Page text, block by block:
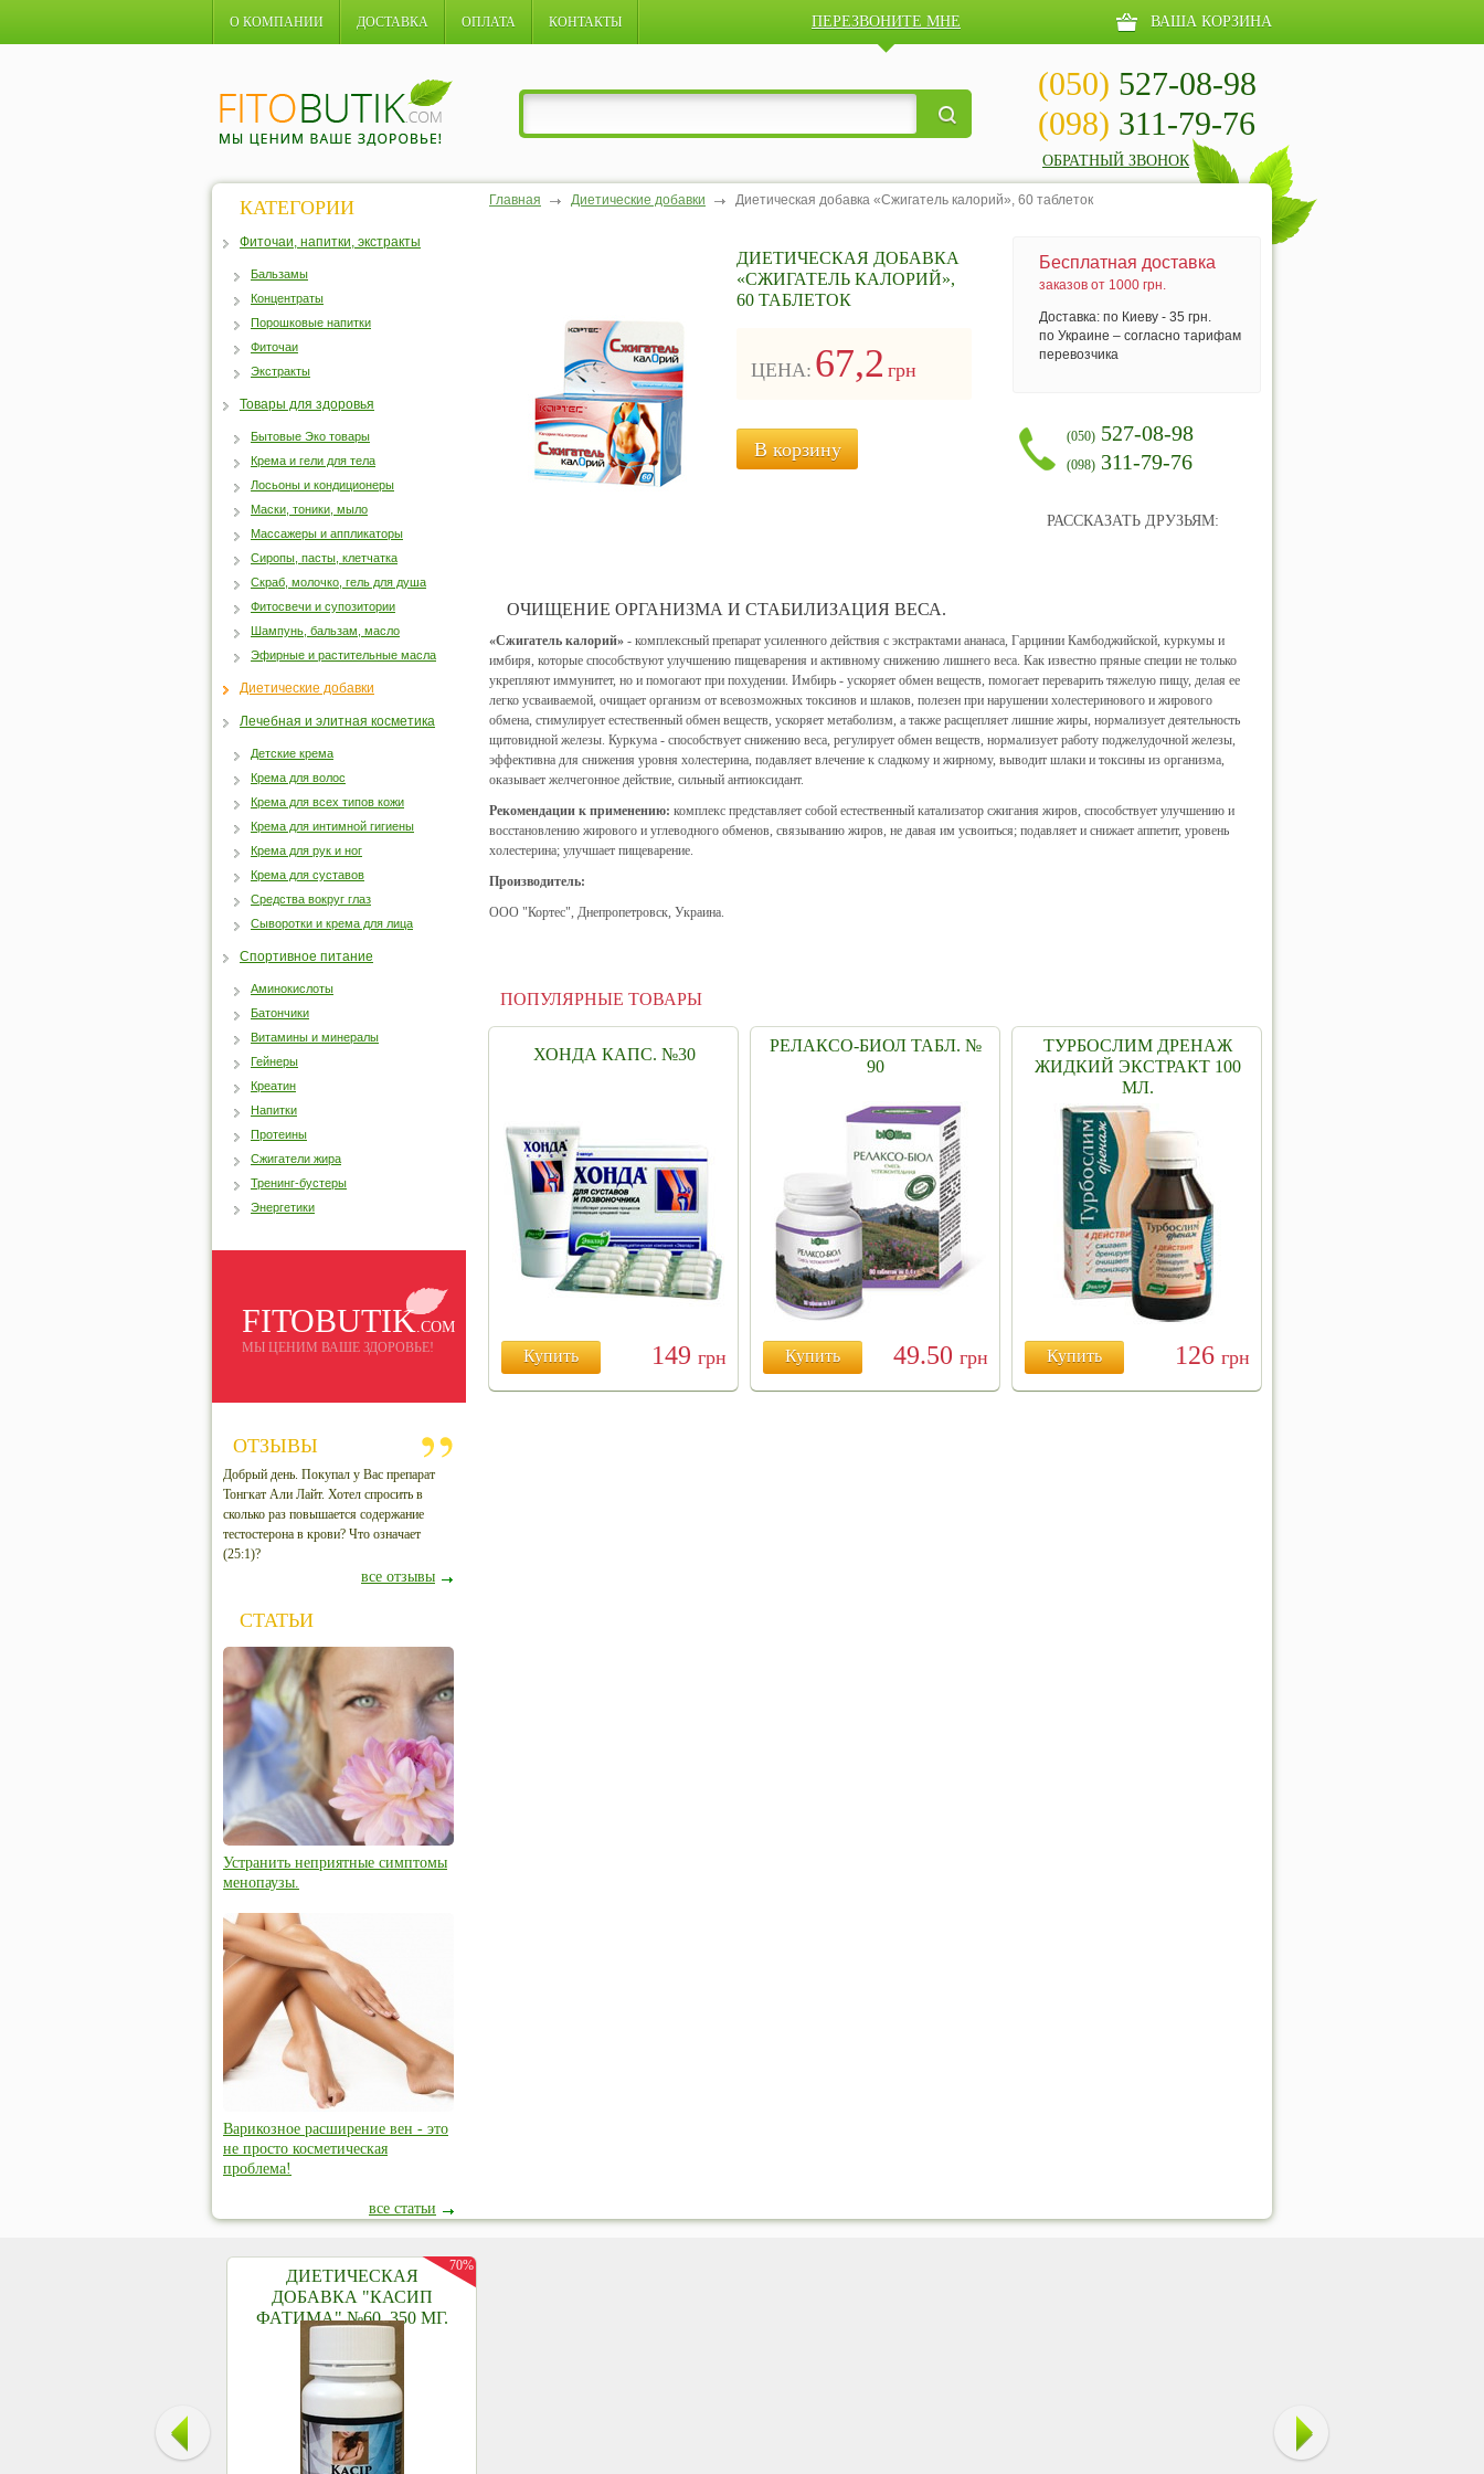
О КОМПАНИИ ДОСТАВКА ОПЛАТА КОНТАКТЫ ПЕРЕЗВОНИТЕ МНЕ ВАША КОРЗИНА
(050) 527-08-98
(098) 311-79-76
ОБРАТНЫЙ ЗВОНОК
Главная Диетические добавки Диетическая добавка «Сжигатель калорий», 60 таблеток
ДИЕТИЧЕСКАЯ ДОБАВКА
«СЖИГАТЕЛЬ КАЛОРИЙ»,
60 ТАБЛЕТОК
ЦЕНА: 67,2 грн
В корзину
Бесплатная доставка
заказов от 1000 грн.
Доставка: по Киеву - 35 грн.
по Украине – согласно тарифам
перевозчика
(050) 527-08-98
(098) 311-79-76
РАССКАЗАТЬ ДРУЗЬЯМ:
ОЧИЩЕНИЕ ОРГАНИЗМА И СТАБИЛИЗАЦИЯ ВЕСА.
«Сжигатель калорий» - комплексный препарат усиленного действия с экстрактами ананаса, Гарцинии Камбоджийской, куркумы и
имбиря, которые способствуют улучшению пищеварения и активному снижению лишнего веса. Как известно пряные специи не только
укрепляют иммунитет, но и помогают при похудении. Имбирь - ускоряет обмен веществ, помогает переварить тяжелую пищу, делая ее
легко усваиваемой, очищает организм от всевозможных токсинов и шлаков, полезен при нарушении холестеринового и жирового
обмена, стимулирует естественный обмен веществ, ускоряет метаболизм, а также расщепляет лишние жиры, нормализует деятельность
щитовидной железы. Куркума - способствует снижению веса, регулирует обмен веществ, нормализует работу поджелудочной железы,
эффективна для снижения уровня холестерина, подавляет влечение к сладкому и жирному, выводит шлаки и токсины из организма,
оказывает желчегонное действие, сильный антиоксидант.
Рекомендации к применению: комплекс представляет собой естественный катализатор сжигания жиров, способствует улучшению и
восстановлению жирового и углеводного обменов, связыванию жиров, не давая им усвоиться; подавляет и снижает аппетит, уровень
холестерина; улучшает пищеварение.
Производитель:
ООО "Кортес", Днепропетровск, Украина.
ПОПУЛЯРНЫЕ ТОВАРЫ
ХОНДА КАПС. №30
Купить 149 грн
РЕЛАКСО-БИОЛ ТАБЛ. №
90
Купить 49.50 грн
ТУРБОСЛИМ ДРЕНАЖ
ЖИДКИЙ ЭКСТРАКТ 100
МЛ.
Купить 126 грн
КАТЕГОРИИ
Фиточаи, напитки, экстракты
Бальзамы
Концентраты
Порошковые напитки
Фиточаи
Экстракты
Товары для здоровья
Бытовые Эко товары
Крема и гели для тела
Лосьоны и кондиционеры
Маски, тоники, мыло
Массажеры и аппликаторы
Сиропы, пасты, клетчатка
Скраб, молочко, гель для душа
Фитосвечи и супозитории
Шампунь, бальзам, масло
Эфирные и растительные масла
Диетические добавки
Лечебная и элитная косметика
Детские крема
Крема для волос
Крема для всех типов кожи
Крема для интимной гигиены
Крема для рук и ног
Крема для суставов
Средства вокруг глаз
Сыворотки и крема для лица
Спортивное питание
Аминокислоты
Батончики
Витамины и минералы
Гейнеры
Креатин
Напитки
Протеины
Сжигатели жира
Тренинг-бустеры
Энергетики
FITOBUTIK.COM
МЫ ЦЕНИМ ВАШЕ ЗДОРОВЬЕ!
ОТЗЫВЫ
Добрый день. Покупал у Вас препарат
Тонгкат Али Лайт. Хотел спросить в
сколько раз повышается содержание
тестостерона в крови? Что означает
(25:1)?
все отзывы
СТАТЬИ
Устранить неприятные симптомы
менопаузы.
Варикозное расширение вен - это
не просто косметическая
проблема!
все статьи
ДИЕТИЧЕСКАЯ
ДОБАВКА "КАСИП
ФАТИМА" №60, 350 МГ.
70%